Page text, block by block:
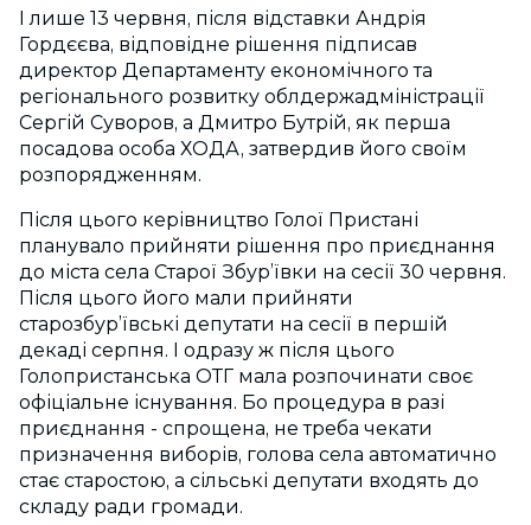
І лише 13 червня, після відставки Андрія
Гордєєва, відповідне рішення підписав
директор Департаменту економічного та
регіонального розвитку облдержадміністрації
Сергій Суворов, а Дмитро Бутрій, як перша
посадова особа ХОДА, затвердив його своїм
розпорядженням.
Після цього керівництво Голої Пристані
планувало прийняти рішення про приєднання
до міста села Старої Збур’ївки на сесії 30 червня.
Після цього його мали прийняти
старозбур’ївські депутати на сесії в першій
декаді серпня. І одразу ж після цього
Голопристанська ОТГ мала розпочинати своє
офіціальне існування. Бо процедура в разі
приєднання - спрощена, не треба чекати
призначення виборів, голова села автоматично
стає старостою, а сільські депутати входять до
складу ради громади.